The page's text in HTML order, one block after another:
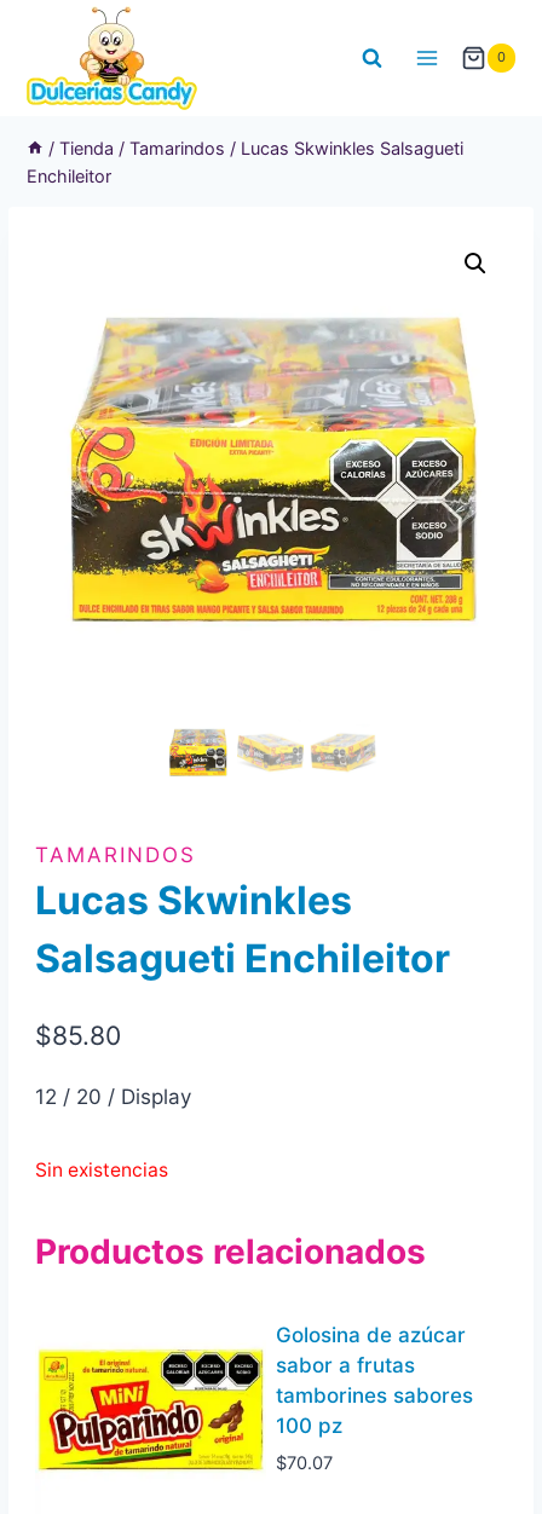
contenido
0
/ Tienda / Tamarindos / Lucas Skwinkles Salsagueti
Enchileitor
TAMARINDOS
Lucas Skwinkles
Salsagueti Enchileitor
$85.80
12 / 20 / Display
Sin existencias
Productos relacionados
Golosina de azúcar
sabor a frutas
tamborines sabores
100 pz
$70.07